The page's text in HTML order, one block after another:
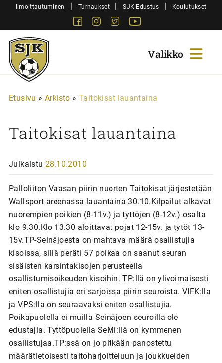
SiirryIlmoittautuminen | Turnaukset | SJK-Edustus | Koulutukset
FacebookInstagram
Twitter
Sjk-
Juniorit
Etusivu » Arkisto » Taitokisat lauantaina
Taitokisat lauantaina
Julkaistu 28.10.2010
Palloliiton Vaasan piirin nuorten Taitokisat järjestetään
Wallsport areenassa lauantaina 30.10.Kilpailut alkavat
nuorempien poikien (8-11v.) ja tyttöjen (8-12v.) osalta
klo 9.30.Klo 13.30 aloittavat pojat 12-15v. ja tytöt 13-
15v.TP-Seinäjoesta on mahtava määrä osallistujia
kisoissa, sillä peräti 57 poikaa on saanut seuran
sisäisten karsintakisojen perusteella
osallistumisoikeuden kisoihin. TP:llä on ylivoimaisesti
eniten osallistujia eri sarjoissa piirin seuroista. VIFK:lla
ja VPS:lla on seuraavaksi eniten osallistujia.
Poikapuolella ei muilla Seinäjoen seuroilla ole
edustajia. Tyttöpuolella SeMi:llä on kymmenen
osallistujaa.TP:ssä on jo pitkään panostettu
määrätietoisesti taitoharjoitteluun ja joukkueiden